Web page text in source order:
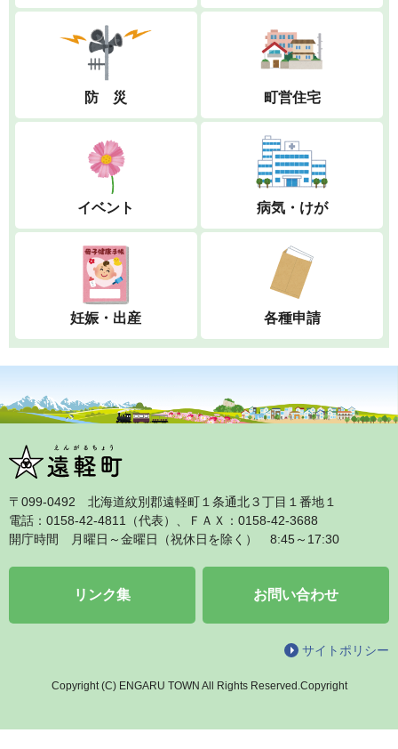
防 災 町営住宅
イベント 病気・けが
妊娠・出産 各種申請
〒099‐0492 北海道紋別郡遠軽町１条通北３丁目１番地１
電話：0158‐42‐4811（代表）、ＦＡＸ：0158‐42‐3688
開庁時間 月曜日～金曜日（祝休日を除く） 8:45～17:30
リンク集 お問い合わせ
サイトポリシー
Copyright (C) ENGARU TOWN All Rights Reserved.Copyright